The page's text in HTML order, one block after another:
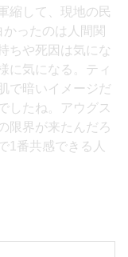
縮して、現地の民
ったのは人間関
ちや死因は気にな
に気になる。ティ
で暗いイメージだ
したね。アウグス
限界が来たんだろ
1番共感できる人